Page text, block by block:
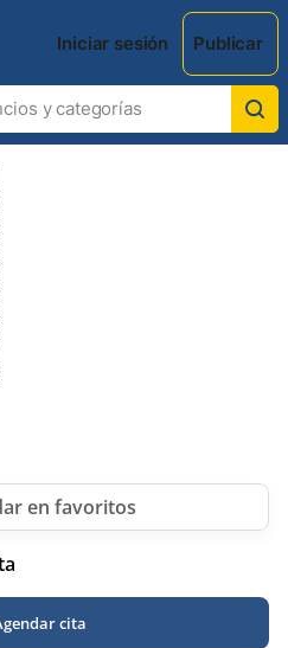
Iniciar sesión Publicar
cita